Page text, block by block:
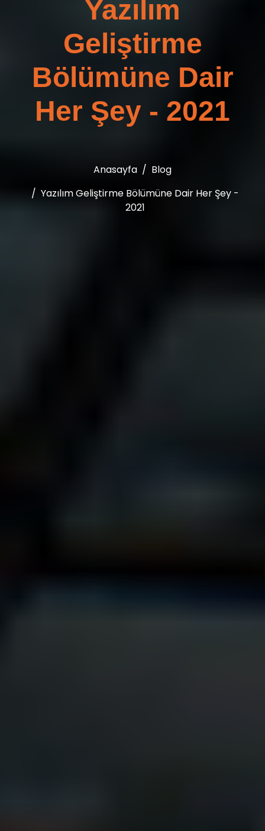
Yazılım
Geliştirme
Bölümüne Dair
Her Şey - 2021
Anasayfa
Blog
Yazılım Geliştirme Bölümüne Dair Her Şey -
2021